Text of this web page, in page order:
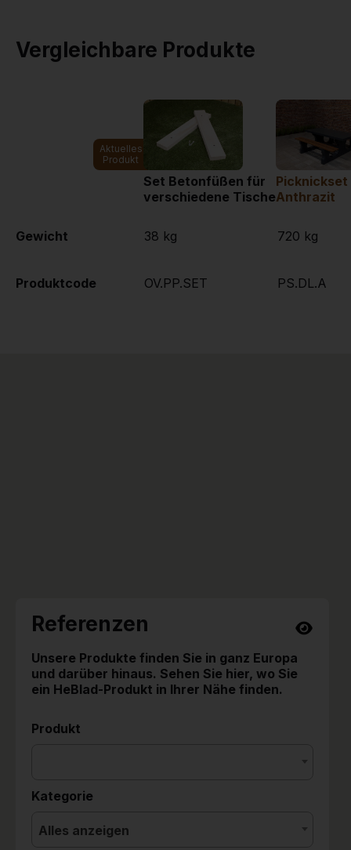
Vergleichbare Produkte
Aktuelles
Produkt
Set Betonfüßen für
verschiedene Tische
Picknickset
Anthrazit
Gewicht
Produktcode
38 kg
OV.PP.SET
720 kg
PS.DL.A
Referenzen
Unsere Produkte finden Sie in ganz Europa
und darüber hinaus. Sehen Sie hier, wo Sie
ein HeBlad-Produkt in Ihrer Nähe finden.
Produkt
Kategorie
Alles anzeigen